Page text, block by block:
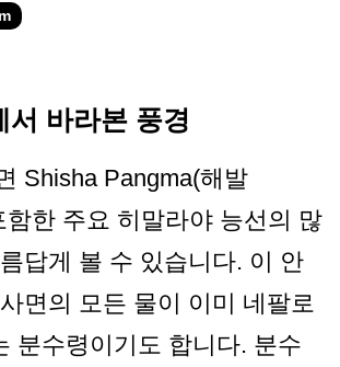
서 바라본 풍경
Shisha Pangma(해발
함한 주요 히말라야 능선의 많
답게 볼 수 있습니다. 이 안
면의 모든 물이 이미 네팔로
분수령이기도 합니다. 분수